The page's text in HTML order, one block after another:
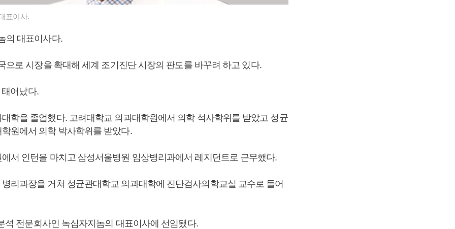
표이사.
의 대표이사다.
으로 시장을 확대해 세계 조기진단 시장의 판도를 바꾸려 하고 있다.
어났다.
학을 졸업했다. 고려대학교 의과대학원에서 의학 석사학위를 받았고 성균
원에서 의학 박사학위를 받았다.
서 인턴을 마치고 삼성서울병원 임상병리과에서 레지던트로 근무했다.
리과장을 거쳐 성균관대학교 의과대학에 진단검사의학교실 교수로 들어
석 전문회사인 녹십자지놈의 대표이사에 선임됐다.